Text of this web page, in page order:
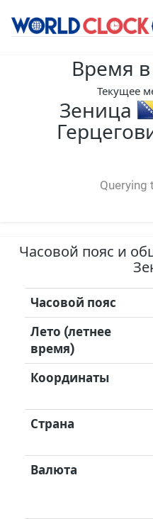
Время
Текущее
Зеница
Querying
Часовой пояс и
Часовой пояс
Лето (летнее
время)
Координаты
Страна
Валюта